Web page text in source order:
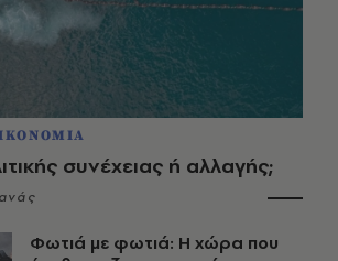
συνέχειας ή αλλαγής;
Φωτιά με φωτιά: Η χώρα που